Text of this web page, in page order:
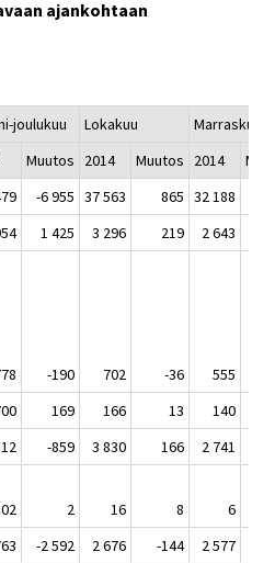
ajankohtaan
joulukuu Lokakuu
Marraskuu
Muutos 2014 Muutos 2014
-6 955 37 563 865 32 188
1 425 3 296 219 2 643
-190 702 -36 555
169 166 13
140
-859 3 830 166 2 741
2 16 8
6
-2 592 2 676 -144 2 577